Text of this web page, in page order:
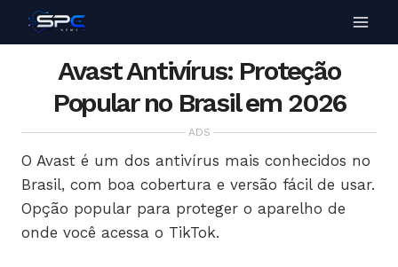
Avast Antivírus: Proteção
Popular no Brasil em 2026
ADS
O Avast é um dos antivírus mais conhecidos no
Brasil, com boa cobertura e versão fácil de usar.
Opção popular para proteger o aparelho de
onde você acessa o TikTok.